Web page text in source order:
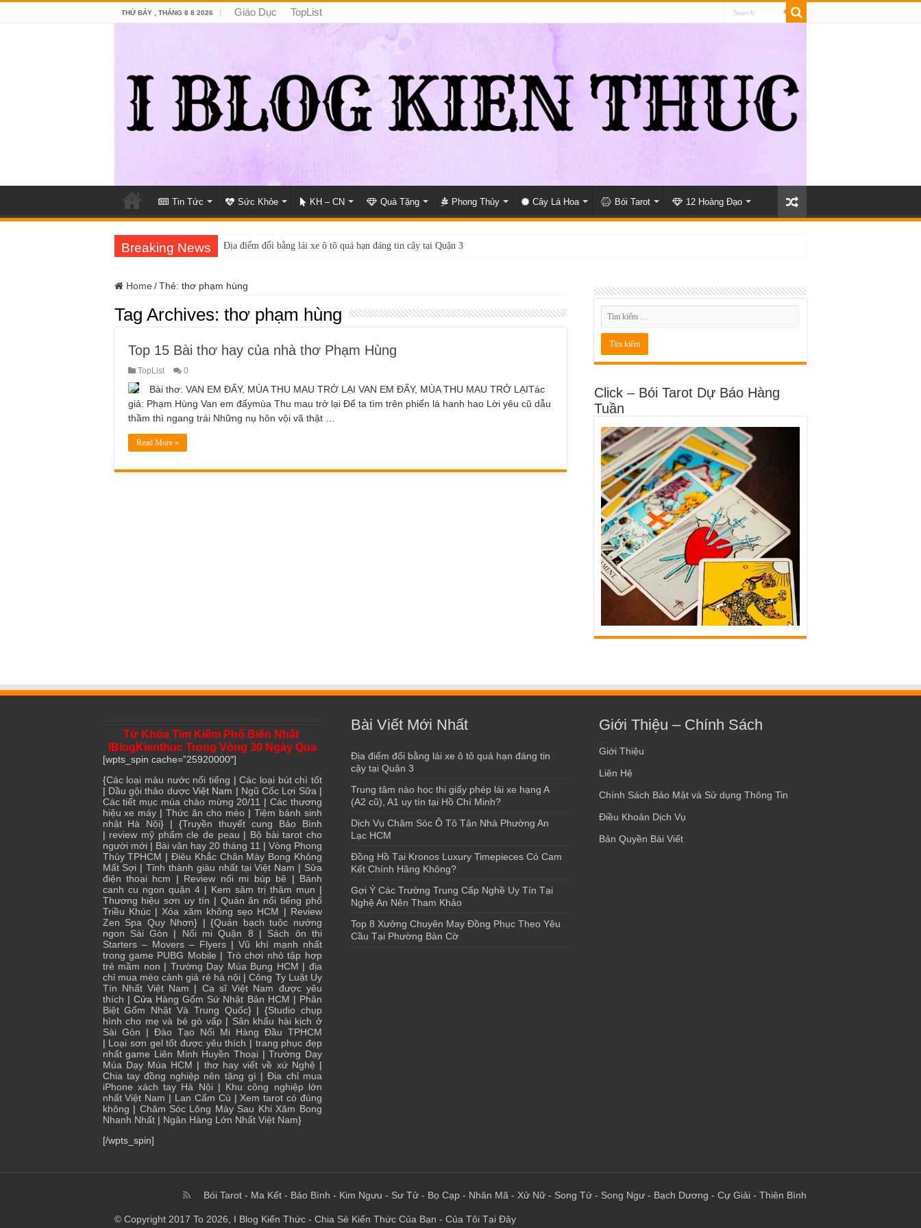
THỨ BẢY , THÁNG 8 8 2026 Giáo Dục TopList
Tin Tức Sức Khỏe KH – CN Quà Tặng Phong Thủy Cây Lá Hoa Bói Tarot 12 Hoàng Đạo
Breaking News Địa điểm đổi bằng lái xe ô tô quá hạn đáng tin cậy tại Quận 3
Home /Thẻ: thơ phạm hùng
Tag Archives: thơ phạm hùng
Top 15 Bài thơ hay của nhà thơ Phạm Hùng
TopList 0
Bài thơ: VAN EM ĐẤY, MÙA THU MAU TRỞ LẠI VAN EM ĐẤY, MÙA THU MAU TRỞ LẠITác
giả: Phạm Hùng Van em đấymùa Thu mau trở lại Để ta tìm trên phiến lá hanh hao Lời yêu cũ dẫu
thầm thì ngang trái Những nụ hôn vội vã thật …
Read More »
Click – Bói Tarot Dự Báo Hàng
Tuần
Từ Khóa Tìm Kiếm Phổ Biến Nhất
IBlogKienthuc Trong Vòng 30 Ngày Qua
[wpts_spin cache=”25920000″]
{Các loại màu nước nổi tiếng |Các loại bút chì tốt
| Dầu gội thảo dượcViệt Nam | Ngũ Cốc Lợi Sữa |
Các tiết mục múa chào mừng 20/11 |Các thương
hiệu xe máy |Thức ăn cho mèo |Tiệm bánh sinh
nhật Hà Nội} | {Truyền thuyết cung Bảo Bình
| review mỹ phẩm cle de peau | Bộ bài tarot cho
người mới| Bài văn hay 20 tháng 11 | Vòng Phong
Thủy TPHCM | Điêu Khắc Chân Mày Bong Không
Mất Sợi |Tỉnh thành giàu nhất tại Việt Nam | Sửa
điện thoại hcm | Review nối mi búp bê | Bánh
canh cu ngon quận 4| Kem sâm trị thâm mụn |
Thương hiệu sơn uy tín | Quán ăn nổi tiếng phố
Triều Khúc| Xóa xăm không sẹo HCM | Review
Zen Spa Quy Nhơn} | {Quán bạch tuộc nướng
ngon Sài Gòn | Nối mi Quận 8 | Sách ôn thi
Starters – Movers – Flyers |Vũ khí mạnh nhất
trong game PUBG Mobile | Trò chơi nhỏ tập hợp
trẻ mầm non | Trường Dạy Múa Bụng HCM | địa
chỉ mua mèo cảnh giá rẻ hà nội|Công Ty Luật Uy
Tín Nhất Việt Nam | Ca sĩ Việt Nam được yêu
thích | Cửa Hàng Gốm Sứ Nhật Bản HCM | Phân
Biệt Gốm Nhật Và Trung Quốc} | {Studio chụp
hình cho mẹ và bé gò vấp| Sân khấu hài kịch ở
Sài Gòn | Đào Tạo Nối Mi Hàng Đầu TPHCM
| Loại sơn gel tốt được yêu thích | trang phục đẹp
nhất game Liên Minh Huyền Thoại|Trường Dạy
Múa Dạy Múa HCM | thơ hay viết về xứ Nghệ |
Chia tay đồng nghiệp nên tặng gì |Địa chỉ mua
iPhone xách tay Hà Nội| Khu công nghiệp lớn
nhất Việt Nam | Lan Cẩm Cù | Xem tarot có đúng
không | Chăm Sóc Lông Mày Sau Khi Xăm Bong
Nhanh Nhất| Ngân Hàng Lớn Nhất Việt Nam}
[/wpts_spin]
Bài Viết Mới Nhất
Địa điểm đổi bằng lái xe ô tô quá hạn đáng tin
cậy tại Quận 3
Trung tâm nào học thi giấy phép lái xe hạng A
(A2 cũ), A1 uy tín tại Hồ Chí Minh?
Dịch Vụ Chăm Sóc Ô Tô Tận Nhà Phường An
Lạc HCM
Đồng Hồ Tại Kronos Luxury Timepieces Có Cam
Kết Chính Hãng Không?
Gợi Ý Các Trường Trung Cấp Nghề Uy Tín Tại
Nghệ An Nên Tham Khảo
Top 8 Xưởng Chuyên May Đồng Phục Theo Yêu
Cầu Tại Phường Bàn Cờ
Giới Thiệu – Chính Sách
Giới Thiệu
Liên Hệ
Chính Sách Bảo Mật và Sử dụng Thông Tin
Điều Khoản Dịch Vụ
Bản Quyền Bài Viết
Bói Tarot - Ma Kết - Bảo Bình - Kim Ngưu - Sư Tử - Bọ Cạp - Nhân Mã - Xử Nữ - Song Tử - Song Ngư - Bạch Dương - Cự Giải - Thiên Bình
© Copyright 2017 To 2026, I Blog Kiến Thức - Chia Sẻ Kiến Thức Của Bạn - Của Tôi Tại Đây